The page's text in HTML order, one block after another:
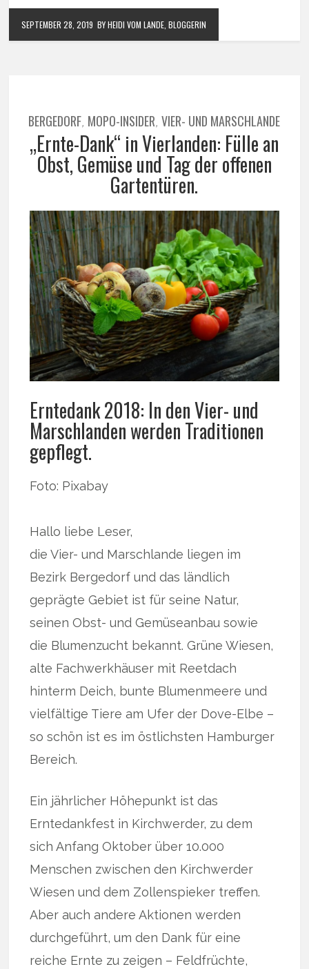
SEPTEMBER 28, 2019 BY HEIDI VOM LANDE, BLOGGERIN
BERGEDORF, MOPO-INSIDER,VIER- UND MARSCHLANDE
„Ernte-Dank“ in Vierlanden: Fülle an
Obst, Gemüse und Tag der offenen
Gartentüren.
Erntedank 2018: In den Vier- und
Marschlanden werden Traditionen
gepflegt.
Foto: Pixabay
Hallo liebe Leser,
die Vier- und Marschlande liegen im
Bezirk Bergedorf und das ländlich
geprägte Gebiet ist für seine Natur,
seinen Obst- und Gemüseanbau sowie
die Blumenzucht bekannt. Grüne Wiesen,
alte Fachwerkhäuser mit Reetdach
hinterm Deich, bunte Blumenmeere und
vielfältige Tiere am Ufer der Dove-Elbe –
so schön ist es im östlichsten Hamburger
Bereich.
Ein jährlicher Höhepunkt ist das
Erntedankfest in Kirchwerder, zu dem
sich Anfang Oktober über 10.000
Menschen zwischen den Kirchwerder
Wiesen und dem Zollenspieker treffen.
Aber auch andere Aktionen werden
durchgeführt, um den Dank für eine
reiche Ernte zu zeigen – Feldfrüchte,